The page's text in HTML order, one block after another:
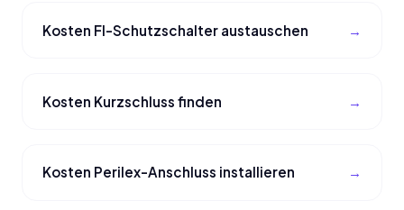
Kosten FI-Schutzschalter austauschen
Kosten Kurzschluss finden
Kosten Perilex-Anschluss installieren